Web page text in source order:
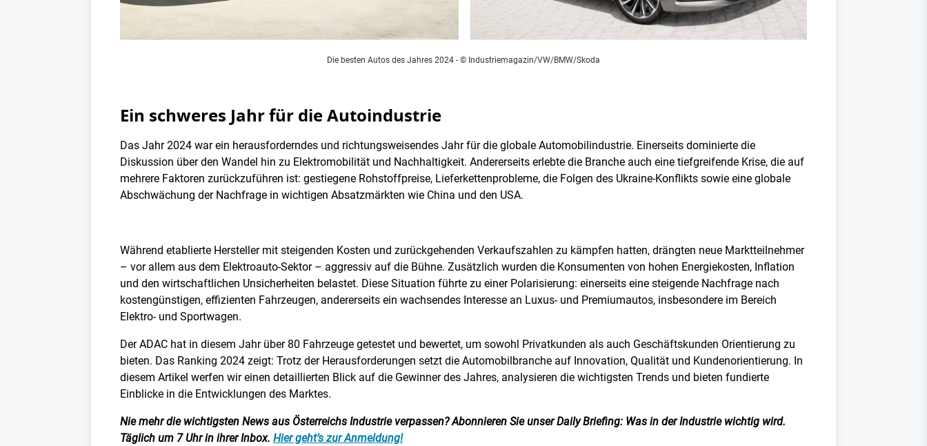
Die besten Autos des Jahres 2024 - © Industriemagazin/VW/BMW/Skoda
Ein schweres Jahr für die Autoindustrie
Das Jahr 2024 war ein herausforderndes und richtungsweisendes Jahr für die globale Automobilindustrie. Einerseits dominierte die
Diskussion über den Wandel hin zu Elektromobilität und Nachhaltigkeit. Andererseits erlebte die Branche auch eine tiefgreifende Krise, die auf
mehrere Faktoren zurückzuführen ist: gestiegene Rohstoffpreise, Lieferkettenprobleme, die Folgen des Ukraine-Konflikts sowie eine globale
Abschwächung der Nachfrage in wichtigen Absatzmärkten wie China und den USA.
Während etablierte Hersteller mit steigenden Kosten und zurückgehenden Verkaufszahlen zu kämpfen hatten, drängten neue Marktteilnehmer
– vor allem aus dem Elektroauto-Sektor – aggressiv auf die Bühne. Zusätzlich wurden die Konsumenten von hohen Energiekosten, Inflation
und den wirtschaftlichen Unsicherheiten belastet. Diese Situation führte zu einer Polarisierung: einerseits eine steigende Nachfrage nach
kostengünstigen, effizienten Fahrzeugen, andererseits ein wachsendes Interesse an Luxus- und Premiumautos, insbesondere im Bereich
Elektro- und Sportwagen.
Der ADAC hat in diesem Jahr über 80 Fahrzeuge getestet und bewertet, um sowohl Privatkunden als auch Geschäftskunden Orientierung zu
bieten. Das Ranking 2024 zeigt: Trotz der Herausforderungen setzt die Automobilbranche auf Innovation, Qualität und Kundenorientierung. In
diesem Artikel werfen wir einen detaillierten Blick auf die Gewinner des Jahres, analysieren die wichtigsten Trends und bieten fundierte
Einblicke in die Entwicklungen des Marktes.
Nie mehr die wichtigsten News aus Österreichs Industrie verpassen? Abonnieren Sie unser Daily Briefing: Was in der Industrie wichtig wird.
Täglich um 7 Uhr in ihrer Inbox. Hier geht’s zur Anmeldung!